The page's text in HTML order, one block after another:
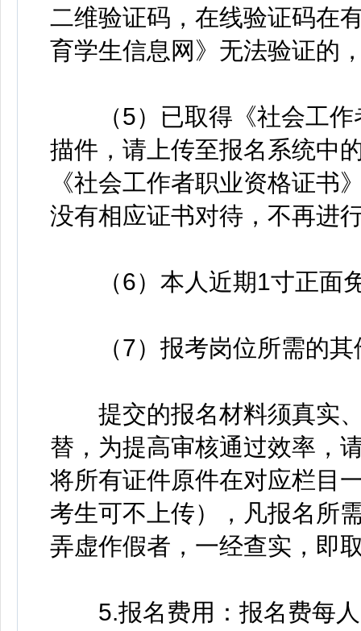
二维验证码，在线验证码在
育学生信息网》无法验证的
（5）已取得《社会工作
描件，请上传至报名系统中
《社会工作者职业资格证书
没有相应证书对待，不再进
（6）本人近期1寸正面
（7）报考岗位所需的其
提交的报名材料须真实、
替，为提高审核通过效率，
将所有证件原件在对应栏目
考生可不上传），凡报名所
弄虚作假者，一经查实，即
5.报名费用：报名费每人